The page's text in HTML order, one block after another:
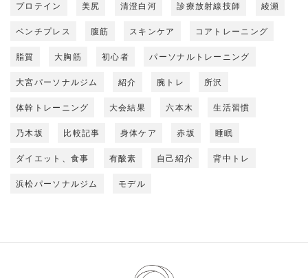
プロテイン 美尻 清澄白河 診療放射線技師 綾瀬
ベンチプレス 腹筋 スキンケア コアトレーニング
脂質 大胸筋 初心者 パーソナルトレーニング
大宮パーソナルジム 紹介 腕トレ 所沢
体幹トレーニング 大会結果 六本木 生活習慣
乃木坂 比較記事 身体ケア 赤坂 睡眠
ダイエット、食事 有酸素 自己紹介 背中トレ
浜松パーソナルジム モデル